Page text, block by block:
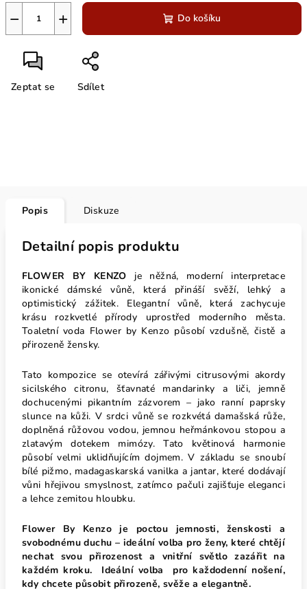
+
− Do košíku
Zeptat se Sdílet
Popis Diskuze
Detailní popis produktu
FLOWER BY KENZO je něžná, moderní interpretace
ikonické dámské vůně, která přináší svěží, lehký a
optimistický zážitek. Elegantní vůně, která zachycuje
krásu rozkvetlé přírody uprostřed moderního města.
Toaletní voda Flower by Kenzo působí vzdušně, čistě a
přirozeně žensky.
Tato kompozice se otevírá zářivými citrusovými akordy
sicilského citronu, šťavnaté mandarinky a liči, jemně
dochucenými pikantním zázvorem – jako ranní paprsky
slunce na kůži. V srdci vůně se rozkvétá damašská růže,
doplněná růžovou vodou, jemnou heřmánkovou stopou a
zlatavým dotekem mimózy. Tato květinová harmonie
působí velmi uklidňujícím dojmem. V základu se snoubí
bílé pižmo, madagaskarská vanilka a jantar, které dodávají
vůni hřejivou smyslnost, zatímco pačuli zajišťuje eleganci
a lehce zemitou hloubku.
Flower By Kenzo je poctou jemnosti, ženskosti a
svobodnému duchu – ideální volba pro ženy, které chtějí
nechat svou přirozenost a vnitřní světlo zazářit na
každém kroku. Ideální volba pro každodenní nošení,
kdy chcete působit přirozeně, svěže a elegantně.